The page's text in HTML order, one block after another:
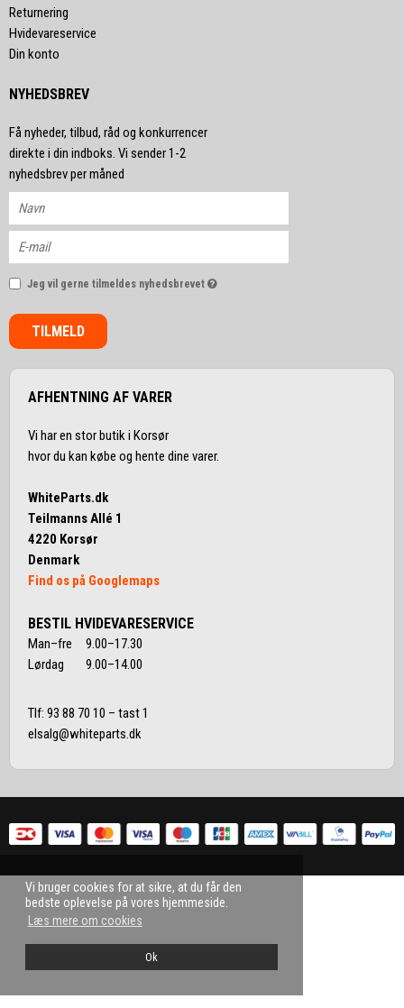
Vi bruger cookies for at sikre, at du får den
bedste oplevelse på vores hjemmeside.
Læs mere om cookies
Ok
Returnering
Hvidevareservice
Din konto
NYHEDSBREV
Få nyheder, tilbud, råd og konkurrencer
direkte i din indboks. Vi sender 1-2
nyhedsbrev per måned
Jeg vil gerne tilmeldes nyhedsbrevet
TILMELD
AFHENTNING AF VARER
Vi har en stor butik i Korsør
hvor du kan købe og hente dine varer.
WhiteParts.dk
Teilmanns Allé 1
4220 Korsør
Denmark
Find os på Googlemaps
BESTIL HVIDEVARESERVICE
Man–fre 9.00–17.30
Lørdag 9.00–14.00
Tlf: 93 88 70 10 – tast 1
elsalg@whiteparts.dk